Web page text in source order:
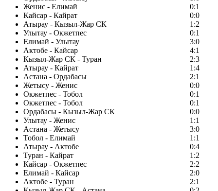
Женис - Елимай
0:1
Кайсар - Кайрат
0:0
Атырау - Кызыл-Жар СК
1:2
Улытау - Окжетпес
0:1
Елимай - Улытау
3:0
Актобе - Кайсар
4:1
Кызыл-Жар СК - Туран
2:3
Атырау - Кайрат
1:4
Астана - Ордабасы
2:1
Жетысу - Женис
0:0
Окжетпес - Тобол
0:1
Окжетпес - Тобол
0:1
Ордабасы - Кызыл-Жар СК
0:0
Улытау - Женис
1:1
Астана - Жетысу
3:0
Тобол - Елимай
1:1
Атырау - Актобе
0:4
Туран - Кайрат
1:2
Кайсар - Окжетпес
2:2
Елимай - Кайсар
2:0
Актобе - Туран
2:1